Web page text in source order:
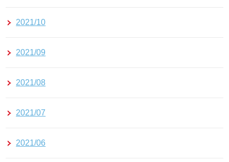
2021/10
2021/09
2021/08
2021/07
2021/06